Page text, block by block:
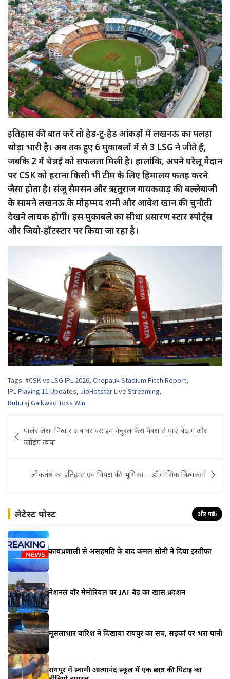
इतिहास की बात करें तो हेड-टू-हेड आंकड़ों में लखनऊ का पलड़ा
थोड़ा भारी है। अब तक हुए 6 मुकाबलों में से 3 LSG ने जीते हैं,
जबकि 2 में चेन्नई को सफलता मिली है। हालांकि, अपने घरेलू मैदान
पर CSK को हराना किसी भी टीम के लिए हिमालय फतह करने
जैसा होता है। संजू सैमसन और ऋतुराज गायकवाड़ की बल्लेबाजी
के सामने लखनऊ के मोहम्मद शमी और आवेश खान की चुनौती
देखने लायक होगी। इस मुकाबले का सीधा प्रसारण स्टार स्पोर्ट्स
और जियो-हॉटस्टार पर किया जा रहा है।
Tags: #CSK vs LSG IPL 2026, Chepauk Stadium Pitch Report,
IPL Playing 11 Updates, JioHotstar Live Streaming,
Ruturaj Gaikwad Toss Win
Post
navigation
पार्लर जैसा निखार अब घर पर: इन नेचुरल फेस पैक्स से पाएं बेदाग और
ग्लोइंग त्वचा
लोकतंत्र का इतिहास एवं विपक्ष की भूमिका – डॉ.माणिक विश्वकर्मा
लेटेस्ट पोस्ट और पढ़ें›
कार्यप्रणाली से असहमति के बाद कमल सोनी ने दिया इस्तीफा
नेशनल वॉर मेमोरियल पर IAF बैंड का खास प्रदर्शन
मूसलाधार बारिश ने दिखाया रायपुर का सच, सड़कों पर भरा पानी
रायपुर में स्वामी आत्मानंद स्कूल में एक छात्र की पिटाई का